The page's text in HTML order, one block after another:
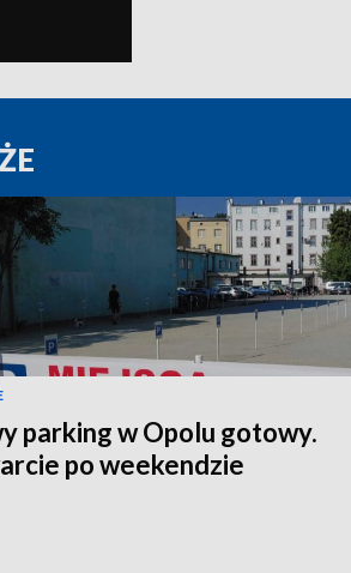
parking w Opolu gotowy.
po weekendzie